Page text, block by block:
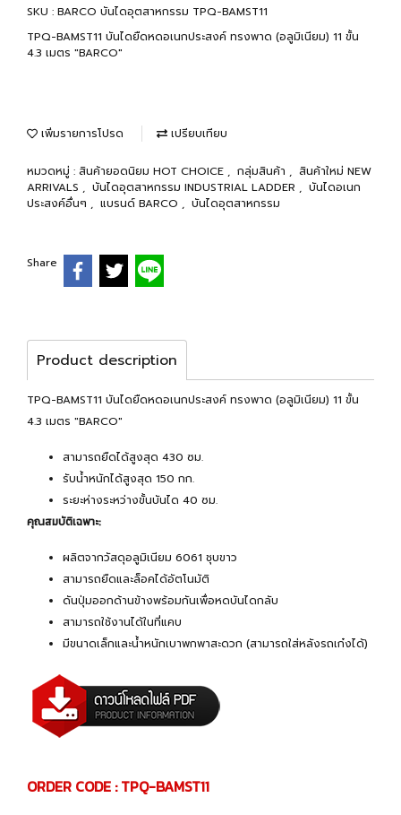
SKU : BARCO บันไดอุตสาหกรรม TPQ-BAMST11
TPQ-BAMST11 บันไดยืดหดอเนกประสงค์ ทรงพาด (อลูมิเนียม) 11 ขั้น
4.3 เมตร "BARCO"
เพิ่มรายการโปรด เปรียบเทียบ
หมวดหมู่ : สินค้ายอดนิยม HOT CHOICE , กลุ่มสินค้า , สินค้าใหม่ NEW
ARRIVALS , บันไดอุตสาหกรรม INDUSTRIAL LADDER , บันไดอเนก
ประสงค์อื่นๆ , แบรนด์ BARCO , บันไดอุตสาหกรรม
Share
Product description
TPQ-BAMST11 บันไดยืดหดอเนกประสงค์ ทรงพาด (อลูมิเนียม) 11 ขั้น
4.3 เมตร "BARCO"
สามารถยืดได้สูงสุด 430 ซม.
รับน้ำหนักได้สูงสุด 150 กก.
ระยะห่างระหว่างขั้นบันได 40 ซม.
คุณสมบัติเฉพาะ:
ผลิตจากวัสดุอลูมิเนียม 6061 ชุบขาว
สามารถยืดและล็อคได้อัตโนมัติ
ดันปุ่มออกด้านข้างพร้อมกันเพื่อหดบันไดกลับ
สามารถใช้งานได้ในที่แคบ
มีขนาดเล็กและน้ำหนักเบาพกพาสะดวก (สามารถใส่หลังรถเก๋งได้)
ORDER CODE : TPQ-BAMST11